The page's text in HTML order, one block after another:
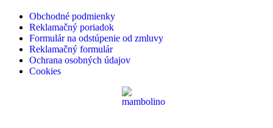
Obchodné podmienky
Reklamačný poriadok
Formulár na odstúpenie od zmluvy
Reklamačný formulár
Ochrana osobných údajov
Cookies